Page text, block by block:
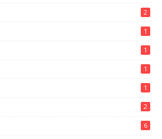
2
1
1
1
1
2
6